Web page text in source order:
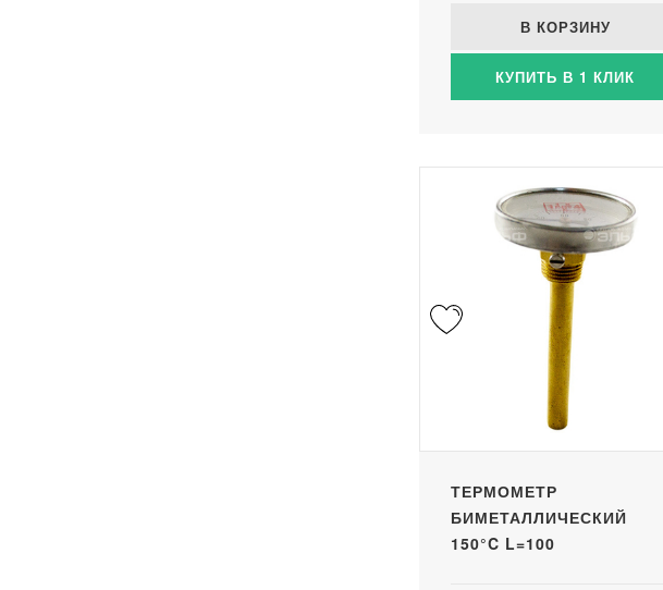
В КОРЗИНУ
КУПИТЬ В 1 КЛИК
ТЕРМОМЕТР
БИМЕТАЛЛИЧЕСКИЙ
150°C L=100